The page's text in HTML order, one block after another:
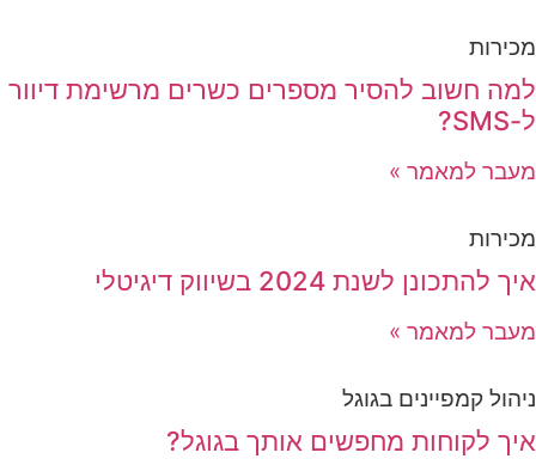
מכירות
למה חשוב להסיר מספרים כשרים מרשימת דיוור
ל-SMS?
מעבר למאמר »
מכירות
איך להתכונן לשנת 2024 בשיווק דיגיטלי
מעבר למאמר »
ניהול קמפיינים בגוגל
איך לקוחות מחפשים אותך בגוגל?